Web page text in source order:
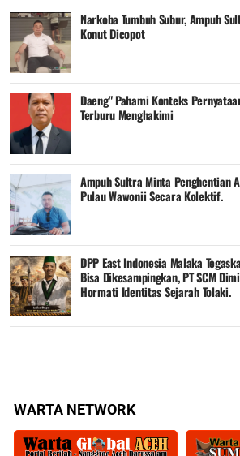
Narkoba Tumbuh Subur, Ampuh
Konut Dicopot
Daeng" Pahami Konteks
Terburu Menghakimi
Ampuh Sultra Minta Penghentian
Pulau Wawonii Secara Kolektif.
DPP East Indonesia Malaka
Bisa Dikesampingkan, PT SCM
Hormati Identitas Sejarah Tolaki.
WARTA NETWORK